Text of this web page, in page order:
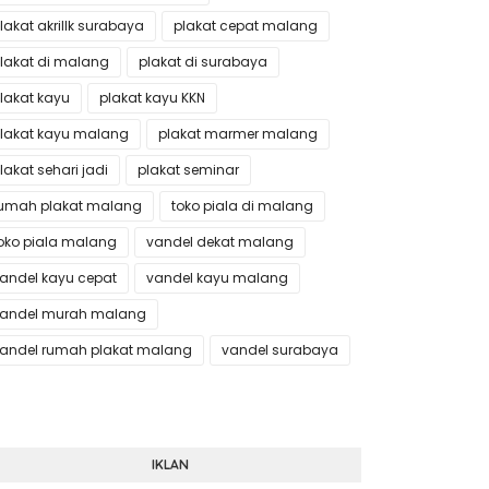
akrillk surabaya
plakat cepat malang
di malang
plakat di surabaya
kayu
plakat kayu KKN
kayu malang
plakat marmer malang
sehari jadi
plakat seminar
plakat malang
toko piala di malang
piala malang
vandel dekat malang
kayu cepat
vandel kayu malang
murah malang
rumah plakat malang
vandel surabaya
IKLAN